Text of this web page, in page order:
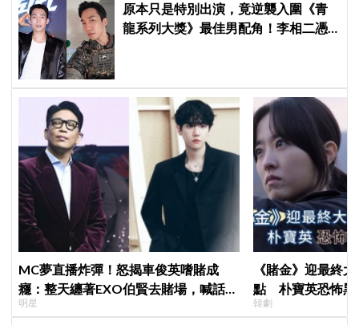
原本只是特別出演，竟逆襲入圍《青
龍系列大獎》最佳男配角！李相二憑
MC夢直播炸彈！怒揭車俊英嗜賭成
癮：整天纏著EXO伯賢去賭場，喊話
「伯賢啊，男人就是要會賭」
明星
《賭金》迎最終
點 朴寶英恐怖黑
韓劇